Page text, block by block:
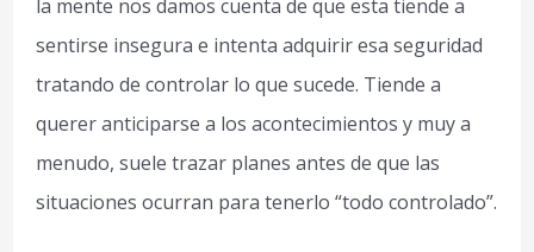
la mente nos damos cuenta de que esta tiende a
sentirse insegura e intenta adquirir esa seguridad
tratando de controlar lo que sucede. Tiende a
querer anticiparse a los acontecimientos y muy a
menudo, suele trazar planes antes de que las
situaciones ocurran para tenerlo “todo controlado”.